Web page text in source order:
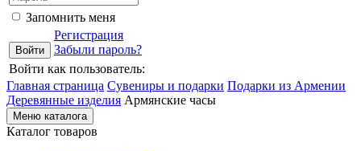
Запомнить меня
Регистрация
Забыли пароль?
Войти как пользователь:
Главная страница Сувениры и подарки Подарки из Армении
Деревянные изделия Армянские часы
Меню каталога
Каталог товаров